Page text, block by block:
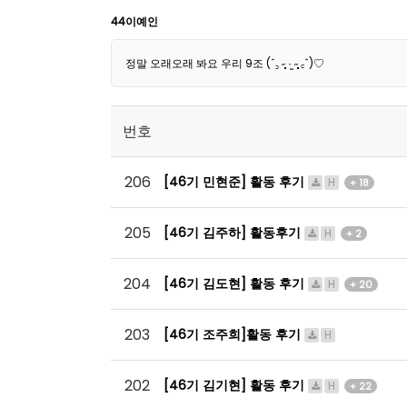
44이예인
정말 오래오래 봐요 우리 9조 (ˆ꜆ ˶̩̩̩̩̩̩̩̩ ·̫ ˶̩̩̩̩̩̩̩̩ ꜀ˆ)♡
번호
206 [46기 민현준] 활동 후기 H + 18
205 [46기 김주하] 활동후기 H + 2
204 [46기 김도현] 활동 후기 H + 20
203 [46기 조주희]활동 후기 H
202 [46기 김기현] 활동 후기 H + 22